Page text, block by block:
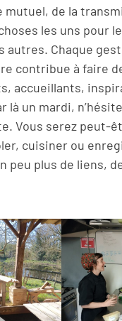
mutuel, de la
les uns pour
autres. Chaque
contribue à faire
accueillants,
là un mardi,
Vous serez peut-
cuisiner ou
peu plus de liens,